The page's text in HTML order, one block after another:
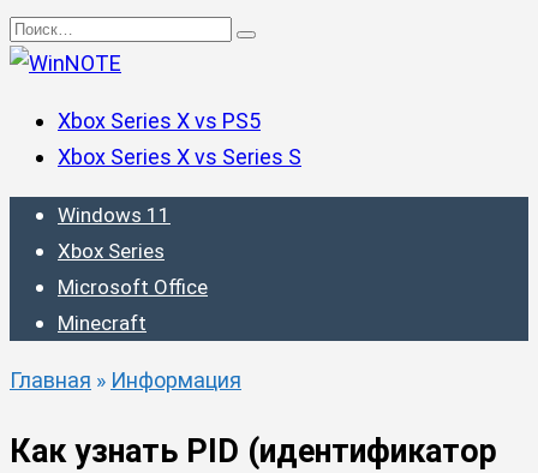
Перейти
к
Search
for:
Xbox Series X vs PS5
Xbox Series X vs Series S
Windows 11
Xbox Series
Microsoft Office
Minecraft
Главная » Информация
Как узнать PID (идентификатор